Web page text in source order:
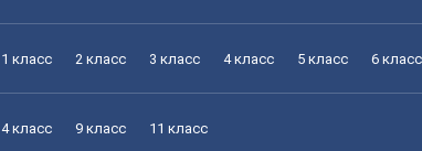
1 класс 2 класс 3 класс 4 класс 5 класс 6 класс
4 класс 9 класс 11 класс